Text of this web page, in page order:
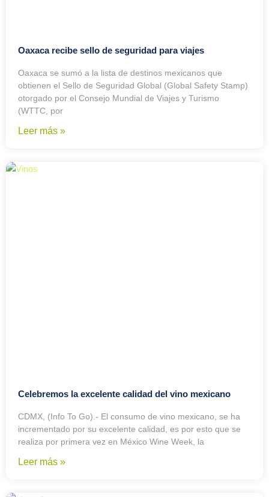
Oaxaca recibe sello de seguridad para viajes
Oaxaca se sumó a la lista de destinos mexicanos que
obtienen el Sello de Seguridad Global (Global Safety Stamp)
otorgado por el Consejo Mundial de Viajes y Turismo
(WTTC, por
Leer más »
Celebremos la excelente calidad del vino mexicano
CDMX, (Info To Go).- El consumo de vino mexicano, se ha
incrementado por su excelente calidad, es por esto que se
realiza por primera vez en México Wine Week, la
Leer más »